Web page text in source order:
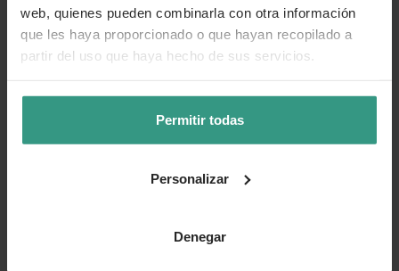
web, quienes pueden combinarla con otra información
que les haya proporcionado o que hayan recopilado a
partir del uso que haya hecho de sus servicios.
Permitir todas
Personalizar
Denegar